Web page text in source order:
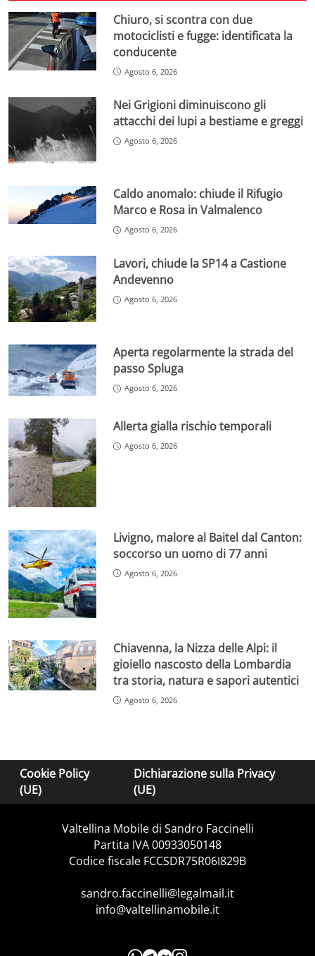
Chiuro, si scontra con due
motociclisti e fugge: identificata la
conducente
Agosto 6, 2026
Nei Grigioni diminuiscono gli
attacchi dei lupi a bestiame e greggi
Agosto 6, 2026
Caldo anomalo: chiude il Rifugio
Marco e Rosa in Valmalenco
Agosto 6, 2026
Lavori, chiude la SP14 a Castione
Andevenno
Agosto 6, 2026
Aperta regolarmente la strada del
passo Spluga
Agosto 6, 2026
Allerta gialla rischio temporali
Agosto 6, 2026
Livigno, malore al Baitel dal Canton:
soccorso un uomo di 77 anni
Agosto 6, 2026
Chiavenna, la Nizza delle Alpi: il
gioiello nascosto della Lombardia
tra storia, natura e sapori autentici
Agosto 6, 2026
Cookie Policy
(UE)
Dichiarazione sulla Privacy
(UE)
Valtellina Mobile di Sandro Faccinelli
Partita IVA 00933050148
Codice fiscale FCCSDR75R06I829B
sandro.faccinelli@legalmail.it
info@valtellinamobile.it